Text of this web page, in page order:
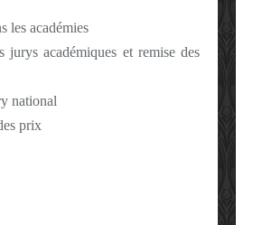
les académies
académiques et remise des
national
prix